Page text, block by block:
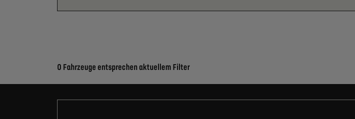
Suchergebnisse
0 Fahrzeuge entsprechen aktuellem Filter